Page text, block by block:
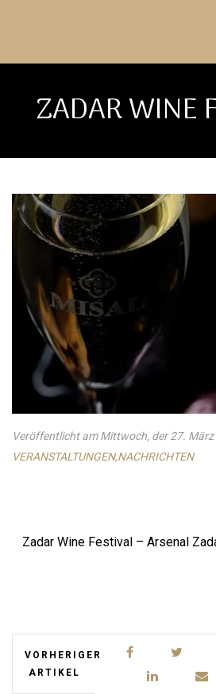
ZADAR WINE
Veröffentlicht am Mittwoch, der 27. März
VERANSTALTUNGEN,NACHRICHTEN
Zadar Wine Festival – Arsenal
VORHERIGER
ARTIKEL